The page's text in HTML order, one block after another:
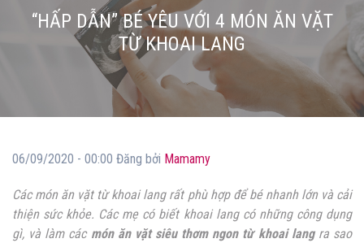
“HẤP DẪN” BÉ YÊU VỚI 4 MÓN ĂN VẶT
TỪ KHOAI LANG
06/09/2020 - 00:00 Đăng bởi Mamamy
Các món ăn vặt từ khoai lang rất phù hợp để bé nhanh lớn và cải
thiện sức khỏe. Các mẹ có biết khoai lang có những công dụng
gì, và làm các món ăn vặt siêu thơm ngon từ khoai langra sao